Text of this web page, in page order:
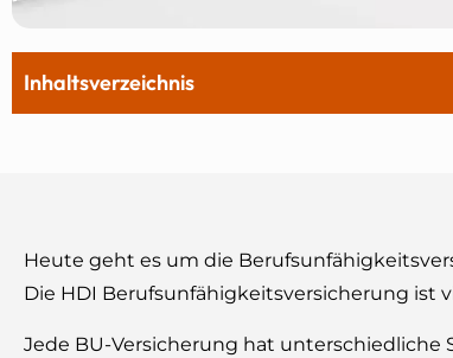
Inhaltsverzeichnis
Heute geht es um die
Die HDI Berufsunfähigkeitsversicherung ist
Jede BU-Versicherung hat unterschiedliche